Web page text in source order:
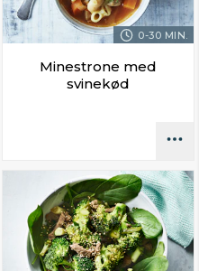
0-30 MIN.
Minestrone med
svinekød